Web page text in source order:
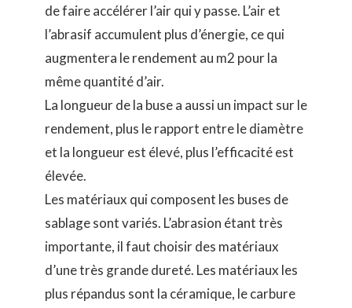
de faire accélérer l’air qui y passe. L’air et
l’abrasif accumulent plus d’énergie, ce qui
augmentera le rendement au m2 pour la
même quantité d’air.
La longueur de la buse a aussi un impact sur le
rendement, plus le rapport entre le diamètre
et la longueur est élevé, plus l’efficacité est
élevée.
Les matériaux qui composent les buses de
sablage sont variés. L’abrasion étant très
importante, il faut choisir des matériaux
d’une très grande dureté. Les matériaux les
plus répandus sont la céramique, le carbure